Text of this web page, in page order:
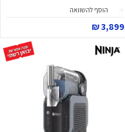
הוסף להשוואה
3,899 ₪